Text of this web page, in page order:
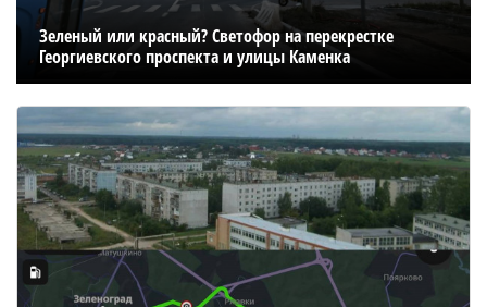
Зеленый или красный? Светофор на перекрестке
Георгиевского проспекта и улицы Каменка